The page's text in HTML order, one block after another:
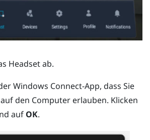
Headset ab.
Windows Connect-App, dass Sie
den Computer erlauben. Klicken
auf OK.